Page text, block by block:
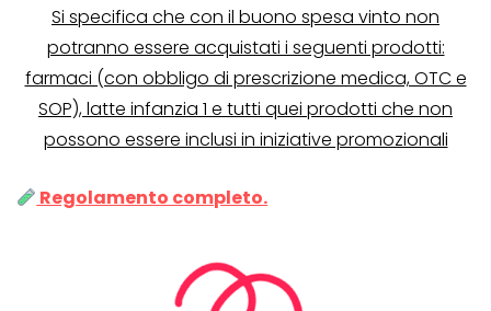
Si specifica che con il buono spesa vinto non
potranno essere acquistati i seguenti prodotti:
farmaci (con obbligo di prescrizione medica, OTC e
SOP), latte infanzia 1 e tutti quei prodotti che non
possono essere inclusi in iniziative promozionali
Regolamento completo.